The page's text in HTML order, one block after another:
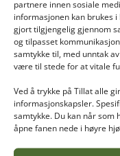
partnere innen sosiale
informasjonen kan brukes
gjort tilgjengelig gjennom
og tilpasset
samtykke til, med unntak
være til stede for at vitale
Ved å trykke på Tillat alle
informasjonskapsler.
samtykke. Du kan når som
åpne fanen nede i høyre
ut av medarbeidere
også muligheter for
effektivisering og
Er det noe annet
Vi har også hatt tid
aketurer ute på Vea
ikke er vant til å sitte
treningsrommet,